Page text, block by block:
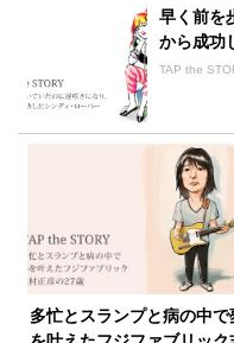
早く前を
から成功
TAP the
多忙とスランプと病の中で